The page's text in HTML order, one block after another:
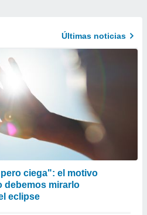
Últimas noticias
ciega": el motivo
debemos mirarlo
eclipse